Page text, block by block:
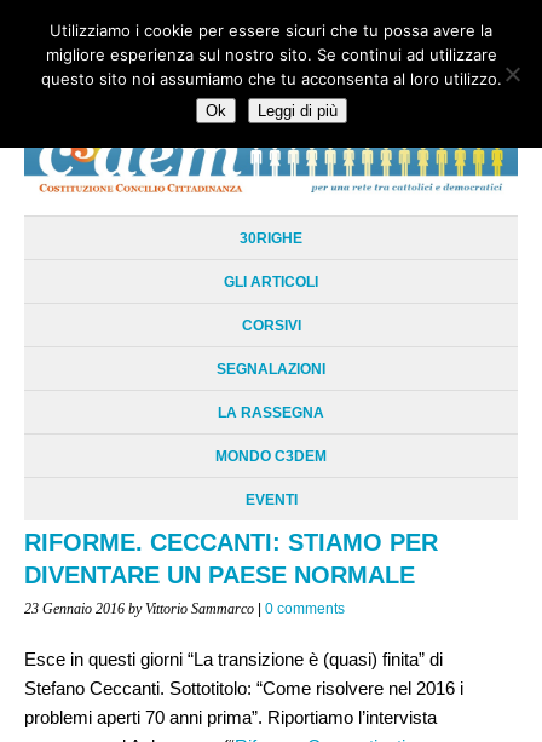
HOME CHI SIAMO LA RETE LE RADICI DOCUMENTAZIONE
AREE TEMATICHE
30RIGHE
GLI ARTICOLI
CORSIVI
SEGNALAZIONI
LA RASSEGNA
MONDO C3DEM
EVENTI
RIFORME. CECCANTI: STIAMO PER
DIVENTARE UN PAESE NORMALE
23 Gennaio 2016 by Vittorio Sammarco | 0 comments
Esce in questi giorni “La transizione è (quasi) finita” di
Stefano Ceccanti. Sottotitolo: “Come risolvere nel 2016 i
problemi aperti 70 anni prima”. Riportiamo l’intervista
Utilizziamo i cookie per essere sicuri che tu possa avere la
migliore esperienza sul nostro sito. Se continui ad utilizzare
questo sito noi assumiamo che tu acconsenta al loro utilizzo.
Ok Leggi di più